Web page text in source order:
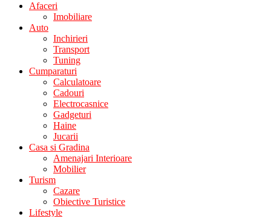
Afaceri
Imobiliare
Auto
Inchirieri
Transport
Tuning
Cumparaturi
Calculatoare
Cadouri
Electrocasnice
Gadgeturi
Haine
Jucarii
Casa si Gradina
Amenajari Interioare
Mobilier
Turism
Cazare
Obiective Turistice
Lifestyle